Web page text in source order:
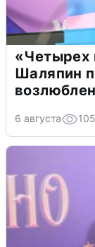
«Четырех
Шаляпин
6 августа 105